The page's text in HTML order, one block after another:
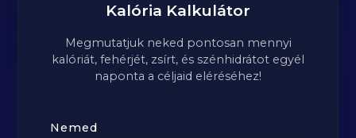
Kalória Kalkulátor
Megmutatjuk neked pontosan mennyi
kalóriát, fehérjét, zsírt, és szénhidrátot egyél
naponta a céljaid eléréséhez!
Nemed